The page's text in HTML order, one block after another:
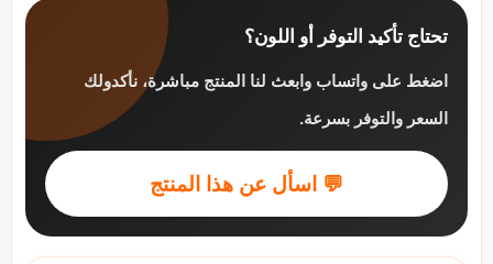
تحتاج تأكيد التوفر أو اللون؟
اضغط على واتساب وابعث لنا المنتج مباشرة، نأكدولك
السعر والتوفر بسرعة.
💬 اسأل عن هذا المنتج